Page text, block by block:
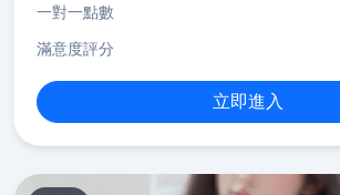
一對一點數
滿意度評分
立即進入